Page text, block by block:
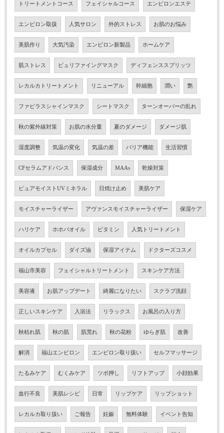
トリートメントコース フェイシャルコース エンビロンエステ
エンビロン取扱 人気サロン 外的ストレス お肌のお悩み
美肌作り 大気汚染 エンビロン新製品 ホームケア
肌ストレス ピュリファイングマスク ディフェンススプリッツ
レカルカトリートメント リニューアル 幹細胞 潤い 艶
ファビラスシャインマスク シートマスク ターンオーバーの乱れ
秋の紫外線対策 お肌の水分量 夏のダメージ ダメージ肌
湿度調整 気温の変化 気温の差 バリア機能 生活習慣
CFセラムアドバンス 保湿成分 MAAs 乾燥対策
ピュアモイストUVミネラル 日焼け止め 美肌ケア
モイスチャーライザー アヴァンスモイスチャーライザー 保湿ケア
ハリケア ホホバオイル ビタミン 人気トリートメント
オイルカプセル ダイズ油 保湿アイテム ドクターズコスメ
福山市美容 フェイシャルトリートメント スキンケア方法
美容液 お肌アップデート 綺麗になりたい スクラブ洗顔
正しいスキンケア 入浴法 リラックス お風呂の入り方
秋枯れ肌 秋の肌 肌荒れ 秋の花粉 ゆらぎ肌 改善
解消 福山エンビロン エンビロン取り扱い セルフマッサージ
たるみケア むくみケア ツボ押し リフトアップ 小顔効果
血行不良 美肌レシピ 日常 リップケア リップショット
レカルカ取り扱い ご報告 妊娠 無料体験 イベント告知